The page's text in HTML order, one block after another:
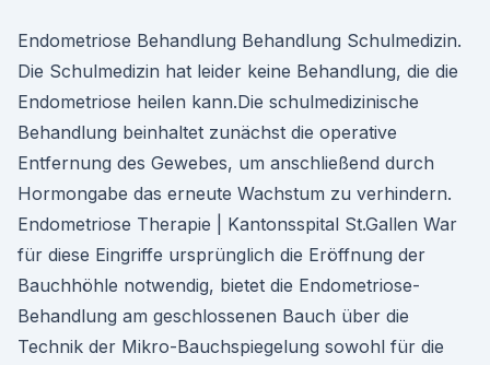
Endometriose Behandlung Behandlung Schulmedizin.
Die Schulmedizin hat leider keine Behandlung, die die
Endometriose heilen kann.Die schulmedizinische
Behandlung beinhaltet zunächst die operative
Entfernung des Gewebes, um anschließend durch
Hormongabe das erneute Wachstum zu verhindern.
Endometriose Therapie | Kantonsspital St.Gallen War
für diese Eingriffe ursprünglich die Eröffnung der
Bauchhöhle notwendig, bietet die Endometriose-
Behandlung am geschlossenen Bauch über die
Technik der Mikro-Bauchspiegelung sowohl für die